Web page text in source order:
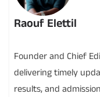
Raouf Elettil
Founder and Chief
delivering timely
results, and